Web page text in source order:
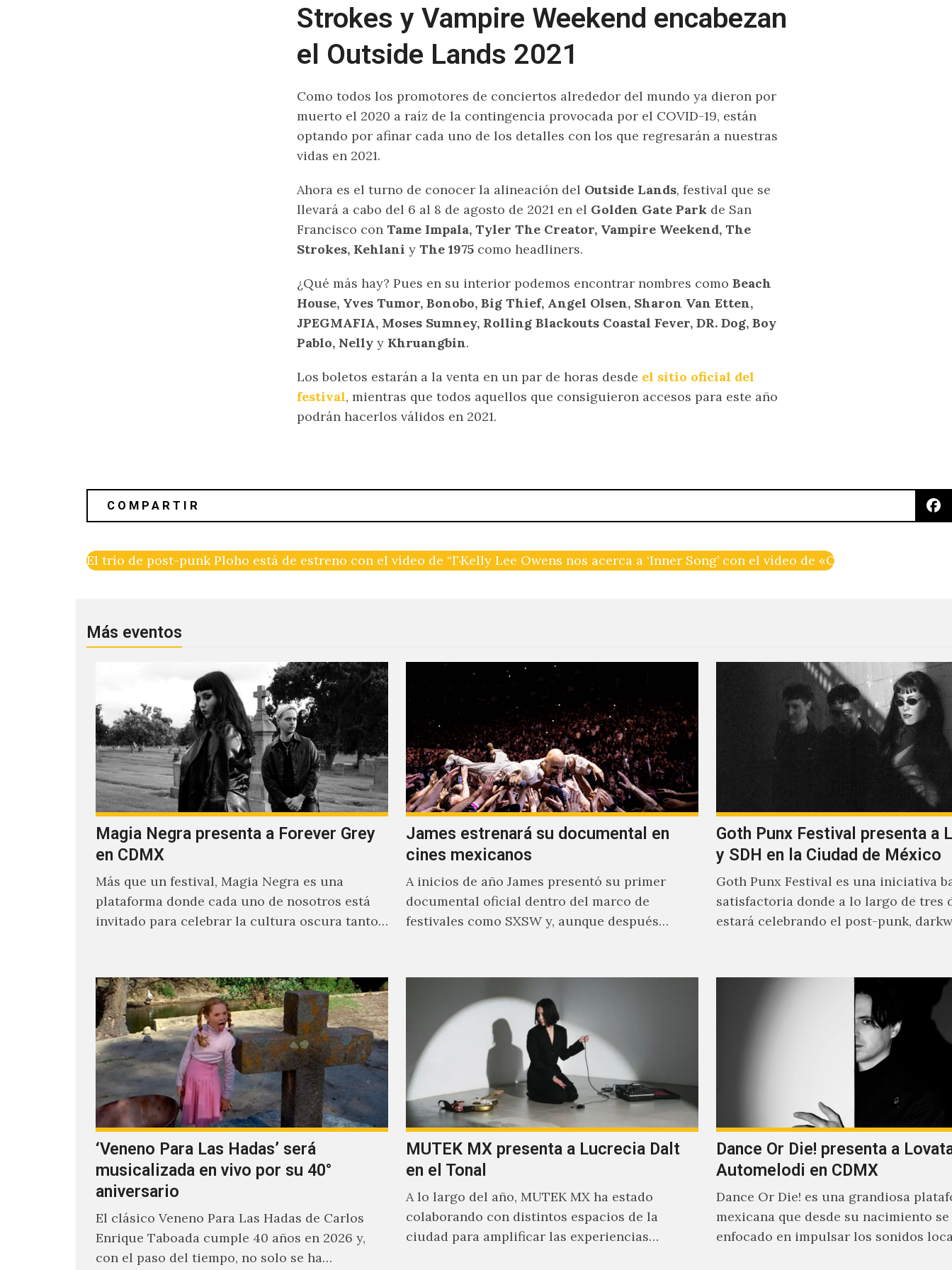
Strokes y Vampire Weekend encabezan
el Outside Lands 2021
Como todos los promotores de conciertos alrededor del mundo ya dieron por
muerto el 2020 a raíz de la contingencia provocada por el COVID-19, están
optando por afinar cada uno de los detalles con los que regresarán a nuestras
vidas en 2021.
Ahora es el turno de conocer la alineación del Outside Lands, festival que se
llevará a cabo del 6 al 8 de agosto de 2021 en el Golden Gate Park de San
Francisco con Tame Impala, Tyler The Creator, Vampire Weekend, The
Strokes, Kehlani y The 1975 como headliners.
¿Qué más hay? Pues en su interior podemos encontrar nombres como Beach
House, Yves Tumor, Bonobo, Big Thief, Angel Olsen, Sharon Van Etten,
JPEGMAFIA, Moses Sumney, Rolling Blackouts Coastal Fever, DR. Dog, Boy
Pablo, Nelly y Khruangbin.
Los boletos estarán a la venta en un par de horas desde el sitio oficial del
festival, mientras que todos aquellos que consiguieron accesos para este año
podrán hacerlos válidos en 2021.
El trío de post-punk Ploho está de estreno con el vídeo de “Горький опыт”Kelly Lee Owens nos acerca a ‘Inner Song’ con el vídeo de «On»
Más eventos
Magia Negra presenta a Forever Grey
en CDMX
Más que un festival, Magia Negra es una
plataforma donde cada uno de nosotros está
invitado para celebrar la cultura oscura tanto
James estrenará su documental en
cines mexicanos
A inicios de año James presentó su primer
documental oficial dentro del marco de
festivales como SXSW y, aunque después
Goth Punx Festival presenta a
y SDH en la Ciudad de México
Goth Punx Festival es una iniciativa
satisfactoria donde a lo largo de tres
estará celebrando el post-punk,
‘Veneno Para Las Hadas’ será
musicalizada en vivo por su 40°
aniversario
El clásico Veneno Para Las Hadas de Carlos
Enrique Taboada cumple 40 años en 2026 y,
con el paso del tiempo, no solo se ha…
MUTEK MX presenta a Lucrecia Dalt
en el Tonal
A lo largo del año, MUTEK MX ha estado
colaborando con distintos espacios de la
ciudad para amplificar las experiencias
Dance Or Die! presenta a
Automelodi en CDMX
Dance Or Die! es una grandiosa
mexicana que desde su nacimiento se
enfocado en impulsar los sonidos